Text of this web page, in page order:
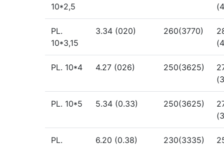
10*2,5
PL.
10*3,15
3.34 (020) 260(3770)
PL. 10*4 4.27 (026) 250(3625)
PL. 10*5 5.34 (0.33) 250(3625)
PL.
6.20 (0.38) 230(3335)